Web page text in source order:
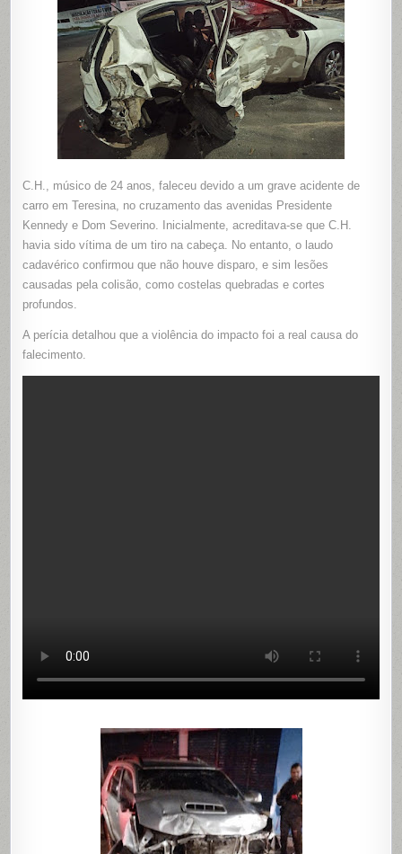
C.H., músico de 24 anos, faleceu devido a um grave acidente de
carro em Teresina, no cruzamento das avenidas Presidente
Kennedy e Dom Severino. Inicialmente, acreditava-se que C.H.
havia sido vítima de um tiro na cabeça. No entanto, o laudo
cadavérico confirmou que não houve disparo, e sim lesões
causadas pela colisão, como costelas quebradas e cortes
profundos.
A perícia detalhou que a violência do impacto foi a real causa do
falecimento.